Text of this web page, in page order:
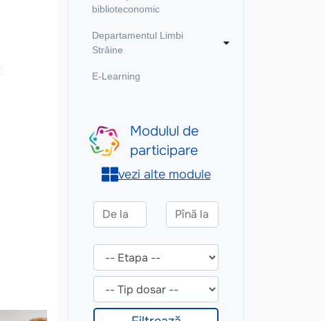
biblioteconomic
Departamentul Limbi
Străine
E-Learning